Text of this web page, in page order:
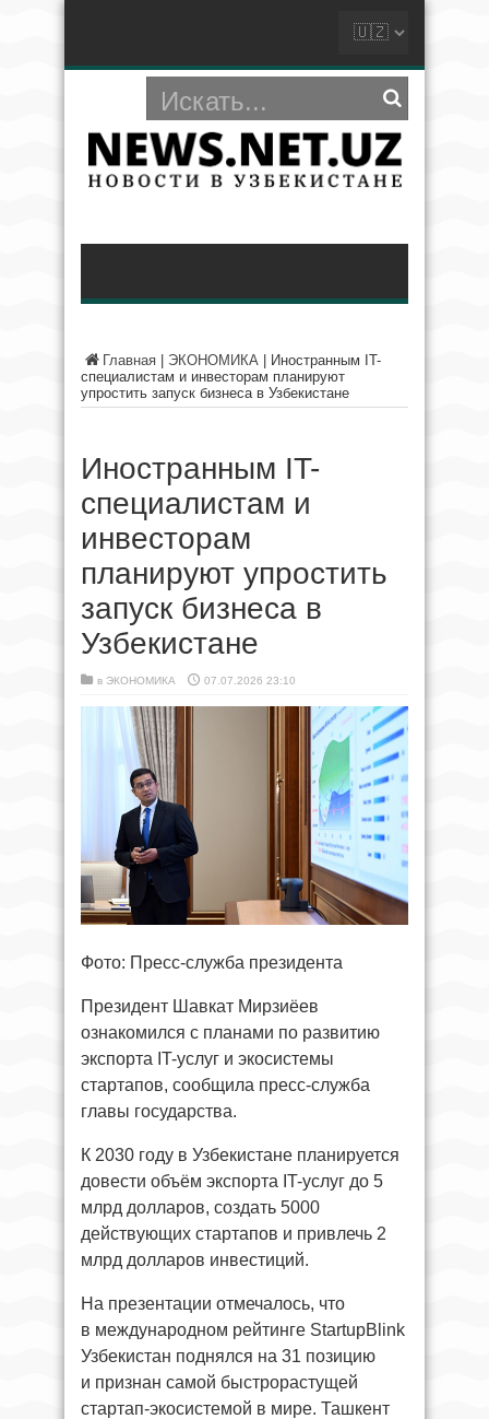
Главная ЭКОНОМИКА
Иностранным IT-
специалистам и инвесторам планируют
упростить запуск бизнеса в Узбекистане
Иностранным IT-
специалистам и
инвесторам
планируют упростить
запуск бизнеса в
Узбекистане
в ЭКОНОМИКА 07.07.2026 23:10
Фото: Пресс-служба президента
Президент Шавкат Мирзиёев
ознакомился с планами по развитию
экспорта IT-услуг и экосистемы
стартапов, сообщила пресс-служба
главы государства.
К 2030 году в Узбекистане планируется
довести объём экспорта IT-услуг до 5
млрд долларов, создать 5000
действующих стартапов и привлечь 2
млрд долларов инвестиций.
На презентации отмечалось, что
в международном рейтинге StartupBlink
Узбекистан поднялся на 31 позицию
и признан самой быстрорастущей
стартап-экосистемой в мире. Ташкент